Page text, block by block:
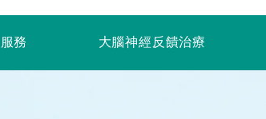
服務 大腦神經反饋治療